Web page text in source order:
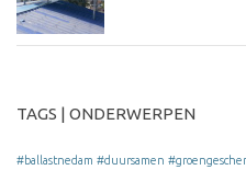
TAGS | ONDERWERPEN
#ballastnedam #duursamen